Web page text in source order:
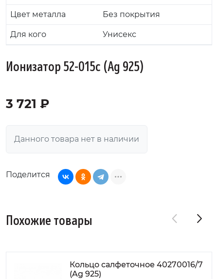
Цвет металла Без покрытия
Для кого Унисекс
Ионизатор 52-015с (Ag 925)
3 721 ₽
Данного товара нет в наличии
Поделится
Похожие товары
Кольцо салфеточное 40270016/7
(Ag 925)